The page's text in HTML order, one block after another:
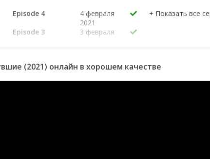
Episode 4
4 февраля
2021
Episode 3
3 февраля
Episode 2
2 февраля
Episode 1
1 февраля
(2021) онлайн в хорошем качестве